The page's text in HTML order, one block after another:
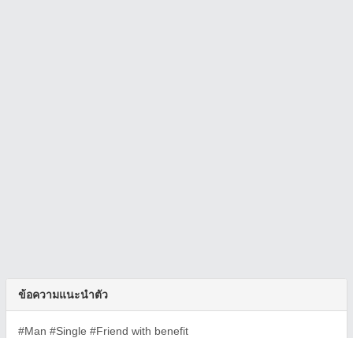
ข้อความแนะนำตัว
#Man #Single #Friend with benefit